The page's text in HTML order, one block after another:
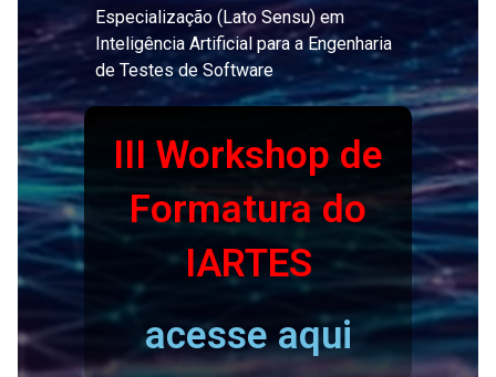
Especialização (Lato Sensu) em
Inteligência Artificial para a Engenharia
de Testes de Software
III Workshop de
Formatura do
IARTES
acesse aqui